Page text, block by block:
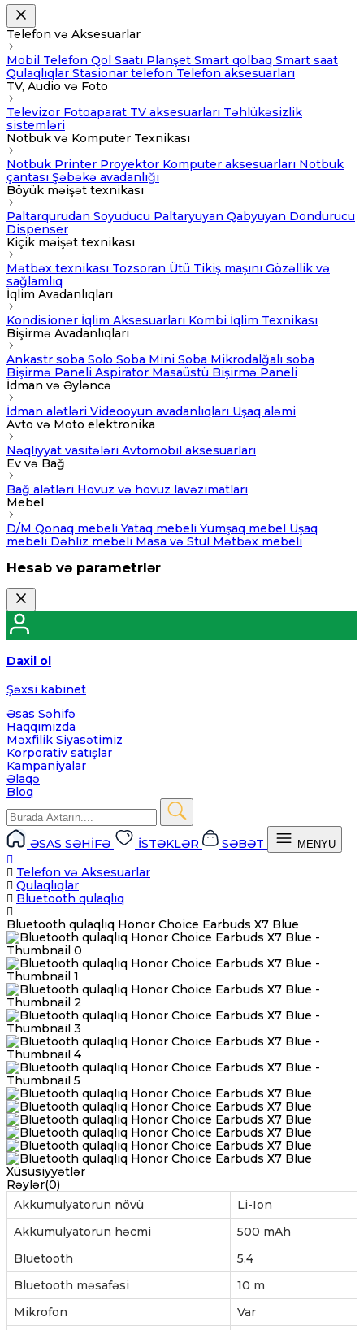
Telefon və Aksesuarlar
Mobil Telefon Qol Saatı Planşet Smart qolbaq Smart saat
Qulaqlıqlar Stasionar telefon Telefon aksesuarları
TV, Audio və Foto
Televizor Fotoaparat TV aksesuarları Təhlükəsizlik
sistemləri
Notbuk və Komputer Texnikası
Notbuk Printer Proyektor Komputer aksesuarları Notbuk
çantası Şəbəkə avadanlığı
Böyük məişət texnikası
Paltarqurudan Soyuducu Paltaryuyan Qabyuyan Dondurucu
Dispenser
Kiçik məişət texnikası
Mətbəx texnikası Tozsoran Ütü Tikiş maşını Gözəllik və
sağlamlıq
İqlim Avadanlıqları
Kondisioner İqlim Aksesuarları Kombi İqlim Texnikası
Bişirmə Avadanlıqları
Ankastr soba Solo Soba Mini Soba Mikrodalğalı soba
Bişirmə Paneli Aspirator Masaüstü Bişirmə Paneli
İdman və Əyləncə
İdman alətləri Videooyun avadanlıqları Uşaq aləmi
Avto və Moto elektronika
Nəqliyyat vasitələri Avtomobil aksesuarları
Ev və Bağ
Bağ alətləri Hovuz və hovuz lavəzimatları
Mebel
D/M Qonaq mebeli Yataq mebeli Yumşaq mebel Uşaq
mebeli Dəhliz mebeli Masa və Stul Mətbəx mebeli
Hesab və parametrlər
Daxil ol
Şəxsi kabinet
Əsas Səhifə
Haqqımızda
Məxfilik Siyasətimiz
Korporativ satışlar
Kampaniyalar
Əlaqə
Bloq
ƏSAS SƏHİFƏ İSTƏKLƏR SƏBƏT MENYU
Telefon və Aksesuarlar
Qulaqlıqlar
Bluetooth qulaqlıq
Bluetooth qulaqlıq Honor Choice Earbuds X7 Blue
Xüsusiyyətlər
Rəylər(0)
Akkumulyatorun növü
Li-Ion
Akkumulyatorun həcmi
500 mAh
Bluetooth
5.4
Bluetooth məsafəsi
10 m
Mikrofon
Var